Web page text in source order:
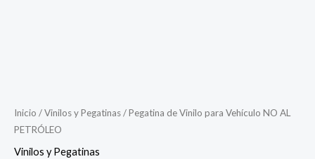
Inicio /Vinilos y Pegatinas/ Pegatina de Vinilo para Vehículo NO AL
PETRÓLEO
Vinilos y Pegatinas
Vinilo
para
Vehículo